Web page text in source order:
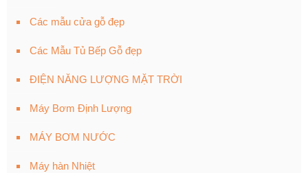
Các mẫu cửa gỗ đẹp
Các Mẫu Tủ Bếp Gỗ đẹp
ĐIỆN NĂNG LƯỢNG MẶT TRỜI
Máy Bơm Định Lượng
MÁY BƠM NƯỚC
Máy hàn Nhiệt